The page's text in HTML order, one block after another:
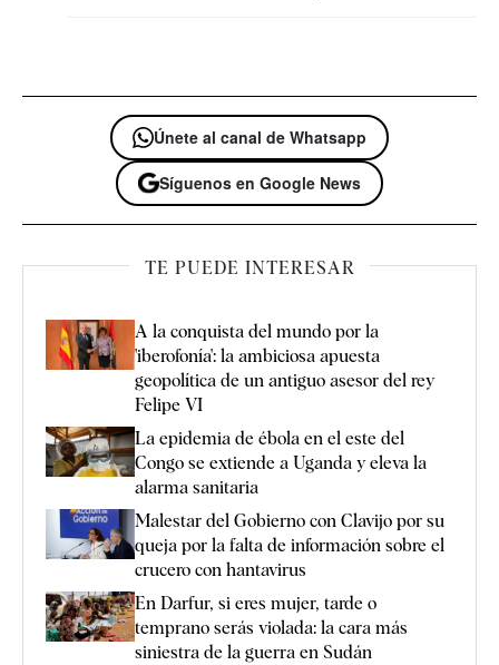
Únete al canal de Whatsapp
Síguenos en Google News
TE PUEDE INTERESAR
A la conquista del mundo por la
'iberofonía': la ambiciosa apuesta
geopolítica de un antiguo asesor del rey
Felipe VI
La epidemia de ébola en el este del
Congo se extiende a Uganda y eleva la
alarma sanitaria
Malestar del Gobierno con Clavijo por su
queja por la falta de información sobre el
crucero con hantavirus
En Darfur, si eres mujer, tarde o
temprano serás violada: la cara más
siniestra de la guerra en Sudán